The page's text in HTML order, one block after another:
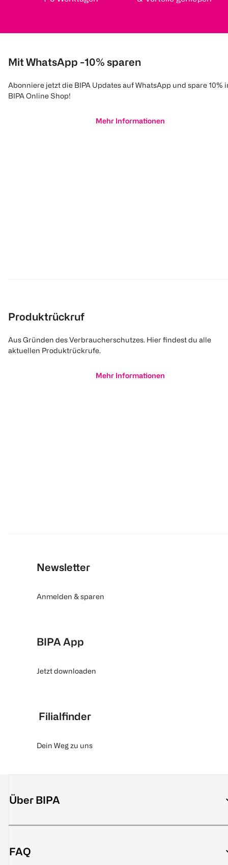
Mit WhatsApp -10% sparen
Abonniere jetzt die BIPA Updates auf WhatsApp und spare 10%
BIPA Online Shop!
Mehr Informationen
Produktrückruf
Aus Gründen des Verbraucherschutzes. Hier findest du alle
aktuellen Produktrückrufe.
Mehr Informationen
Newsletter
Anmelden & sparen
BIPA App
Jetzt downloaden
Filialfinder
Dein Weg zu uns
Über BIPA
FAQ